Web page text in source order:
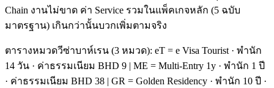
Chain งานไม่ขาด ค่า Service รวมในแพ็คเกจหลัก (5 ฉบับ
มาตรฐาน) เกินกว่านั้นบวกเพิ่มตามจริง
ตารางหมวดวีซ่าบาห์เรน (3 หมวด): eT = e Visa Tourist · พำนัก
14 วัน · ค่าธรรมเนียม BHD 9 | ME = Multi-Entry 1y · พำนัก 1 ปี
· ค่าธรรมเนียม BHD 38 | GR = Golden Residency · พำนัก 10 ปี ·